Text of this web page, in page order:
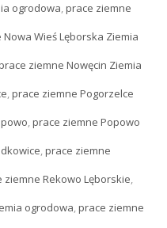
ogrodowa,prace ziemne
Wieś Lęborska Ziemia
ziemne Nowęcin Ziemia
,prace ziemne Pogorzelce
,prace ziemne Popowo
,prace ziemne
ziemne Rekowo Lęborskie,
ogrodowa,prace ziemne